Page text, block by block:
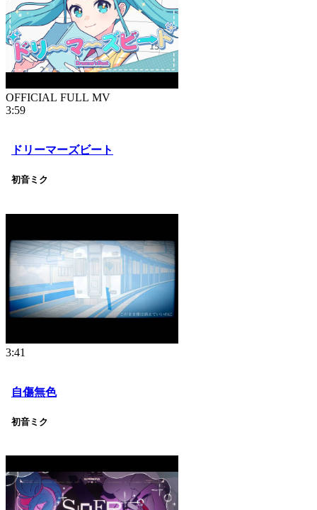
OFFICIAL FULL MV
3:59
ドリーマーズビート
初音ミク
3:41
自傷無色
初音ミク